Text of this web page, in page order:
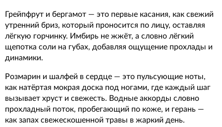
Грейпфрут и бергамот — это первые касания, как свежий
утренний бриз, который проносится по лицу, оставляя
лёгкую горчинку. Имбирь не жжёт, а словно лёгкий
щепотка соли на губах, добавляя ощущение прохлады и
динамики.
Розмарин и шалфей в сердце — это пульсующие ноты,
как натёртая мокрая доска под ногами, где каждый шаг
вызывает хруст и свежесть. Водные аккорды словно
прохладный поток, пробегающий по коже, и герань —
как запах свежескошенной травы в жаркий день.